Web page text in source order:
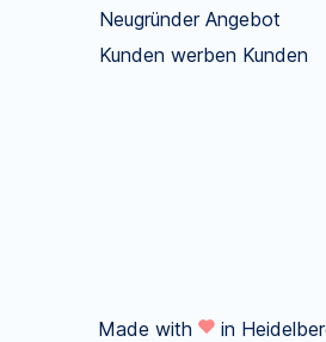
Neugründer Angebot
Kunden werben Kunden
Made with in